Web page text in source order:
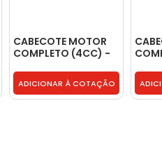
CABECOTE MOTOR
COMPLETO (4CC) -
ADICIONAR À COTAÇÃO
TOP